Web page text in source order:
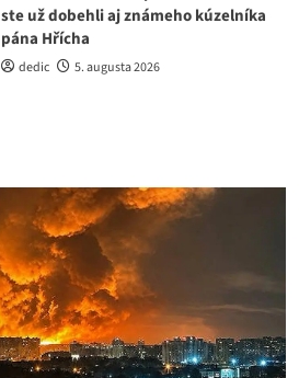
ste už dobehli aj známeho kúzelníka
pána Hřícha
dedic 5. augusta 2026